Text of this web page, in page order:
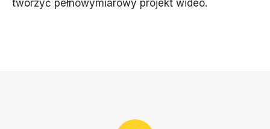
tworzyć pełnowymiarowy projekt wideo.